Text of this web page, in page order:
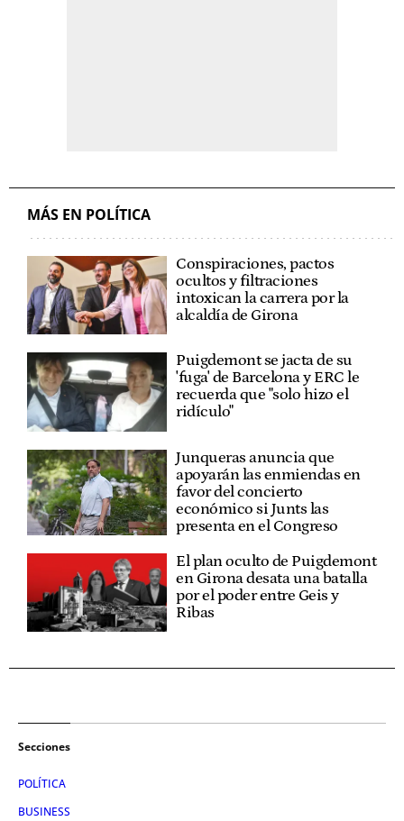
MÁS EN POLÍTICA
Conspiraciones, pactos
ocultos y filtraciones
intoxican la carrera por la
alcaldía de Girona
Puigdemont se jacta de su
'fuga' de Barcelona y ERC le
recuerda que "solo hizo el
ridículo"
Junqueras anuncia que
apoyarán las enmiendas en
favor del concierto
económico si Junts las
presenta en el Congreso
El plan oculto de Puigdemont
en Girona desata una batalla
por el poder entre Geis y
Ribas
Secciones
POLÍTICA
BUSINESS